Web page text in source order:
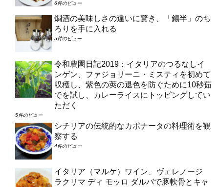
6件のビュー
燗酒の美味しさの違いに驚き、「錫半」のち
ろりを手に入れる
5件のビュー
令和農園日記2019：イタリアのつるなしイ
ンゲン、ファジョリーニ・ミスティを初めて
収穫し、紫色の莢の退色を防ぐために10秒茹
でを試し、カレーライスにトッピングしてい
ただく
5件のビュー
シチリアの伝統的なカポナータの料理術を観
察する
4件のビュー
イタリア（マルケ）ワイン、ヴェレノージ
ラクリマ ディ モッロ ダルバで豚軟骨とキャ